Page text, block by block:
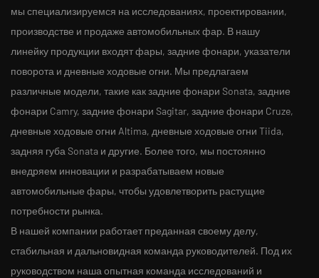
мы специализируемся на исследованиях, проектировании,
производстве и продаже автомобильных фар. В нашу
линейку продукции входят фары, задние фонари, указатели
поворота и дневные ходовые огни. Мы предлагаем
различные модели, такие как задние фонари Sonata, задние
фонари Camry, задние фонари Sagitar, задние фонари Cruze,
дневные ходовые огни Altima, дневные ходовые огни Tiida,
задняя губа Sonata и другие. Более того, мы постоянно
внедряем инновации и разрабатываем новые
автомобильные фары, чтобы удовлетворить растущие
потребности рынка.
В нашей компании работает преданная своему делу,
стабильная и дальновидная команда руководителей. Под их
руководством наша опытная команда исследований и